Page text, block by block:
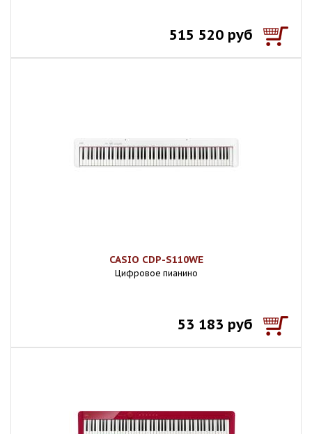
515 520 руб
CASIO CDP-S110WE
Цифровое пианино
53 183 руб